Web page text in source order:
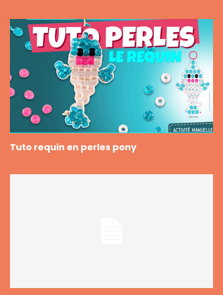
Tuto requin en perles pony